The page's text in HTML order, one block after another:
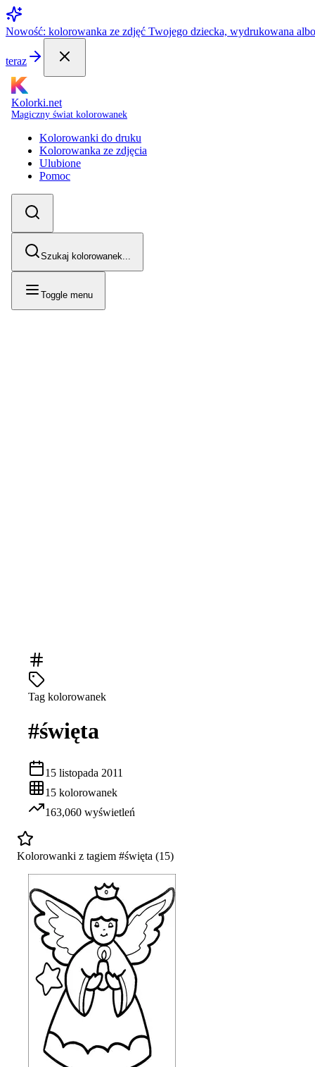
Nowość: kolorowanka ze zdjęć Twojego dziecka, wydrukowana
teraz
Kolorki.net
Magiczny świat kolorowanek
Kolorowanki do druku
Kolorowanka ze zdjęcia
Ulubione
Pomoc
Szukaj kolorowanek...
Toggle menu
Tag kolorowanek
#święta
15 listopada 2011
15 kolorowanek
163,060 wyświetleń
Kolorowanki z tagiem #święta (15)